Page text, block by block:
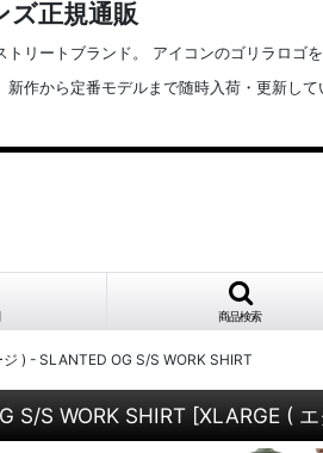
ズ正規通販
リートブランド。 アイコンのゴリラロ
作から定番モデルまで随時入荷・更新して
商品検索
) - SLANTED OG S/S WORK SHIRT
S/S WORK SHIRT [XLARGE (